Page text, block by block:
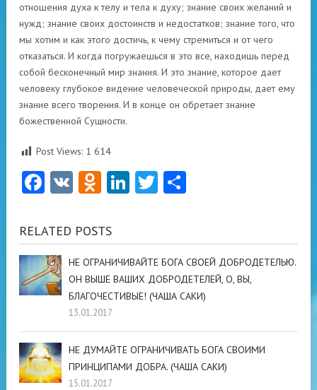
отношения духа к телу и тела к духу; знание своих желаний и
нужд; знание своих достоинств и недостатков; знание того, что
мы хотим и как этого достичь, к чему стремиться и от чего
отказаться. И когда погружаешься в это все, находишь перед
собой бесконечный мир знания. И это знание, которое дает
человеку глубокое видение человеческой природы, дает ему
знание всего творения. И в конце он обретает знание
божественной Сущности.
Post Views: 1 614
Facebook
VK Odnoklassniki
LinkedIn
Twitter
RELATED POSTS
НЕ ОГРАНИЧИВАЙТЕ БОГА СВОЕЙ ДОБРОДЕТЕЛЬЮ.
ОН ВЫШЕ ВАШИХ ДОБРОДЕТЕЛЕЙ, О, ВЫ,
БЛАГОЧЕСТИВЫЕ! (ЧАША САКИ)
13.01.2017
НЕ ДУМАЙТЕ ОГРАНИЧИВАТЬ БОГА СВОИМИ
ПРИНЦИПАМИ ДОБРА. (ЧАША САКИ)
15.01.2017